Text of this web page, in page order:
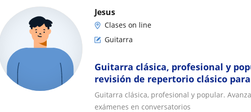
Jesus
Clases on line
Guitarra
Guitarra clásica, profesional y
revisión de repertorio clásico
exámenes en conversatorios
Guitarra clásica, profesional y popular.
exámenes en conversatorios